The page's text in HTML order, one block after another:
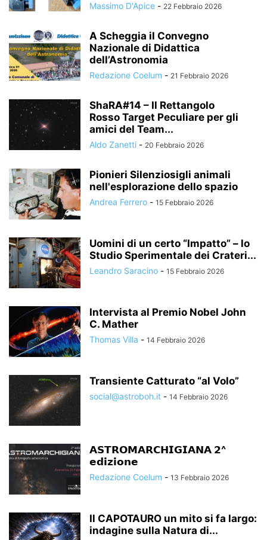
Massimo D'Apice - 22 Febbraio 2026
A Scheggia il Convegno
Nazionale di Didattica
dell’Astronomia
Redazione Coelum - 21 Febbraio 2026
ShaRA#14 – Il Rettangolo
Rosso Target Peculiare per gli
amici del Team...
Aldo Zanetti - 20 Febbraio 2026
Pionieri Silenziosigli animali
nell'esplorazione dello spazio
Andrea Ferrero - 15 Febbraio 2026
Uomini di un certo “Impatto” – lo
Studio Sperimentale dei Crateri...
Leandro Saracino - 15 Febbraio 2026
Intervista al Premio Nobel John
C. Mather
Thomas Villa - 14 Febbraio 2026
Transiente Catturato “al Volo”
social@astroboh.it - 14 Febbraio 2026
𝗔𝗦𝗧𝗥𝗢𝗠𝗔𝗥𝗖𝗛𝗜𝗚𝗜𝗔𝗡𝗔 𝟮^
𝗲𝗱𝗶𝘇𝗶𝗼𝗻𝗲
Redazione Coelum - 13 Febbraio 2026
Il CAPOTAURO un mito si fa largo:
indagine sulla Natura di...